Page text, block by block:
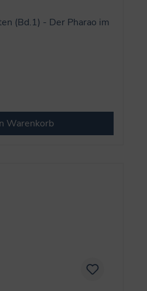
(Bd.1) - Der Pharao im
Warenkorb